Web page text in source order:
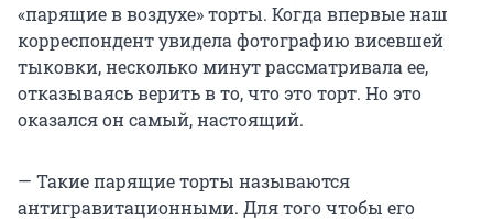
«парящие в воздухе» торты. Когда впервые наш
корреспондент увидела фотографию висевшей
тыковки, несколько минут рассматривала ее,
отказываясь верить в то, что это торт. Но это
оказался он самый, настоящий.
— Такие парящие торты называются
антигравитационными. Для того чтобы его